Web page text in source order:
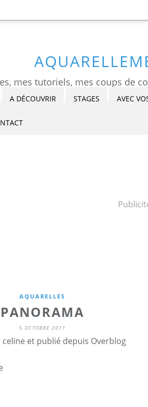
A DÉCOUVRIR STAGES AVEC
AQUARELLES
PANORAMA
5 OCTOBRE 2011
celine et publié depuis Overblog